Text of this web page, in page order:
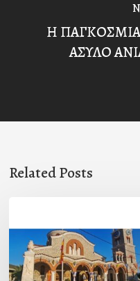
Η
ΑΣΥΛΟ
Related Posts
εορτή
της
Μεταμορφώσεως